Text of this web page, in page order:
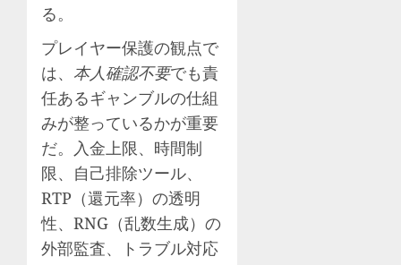
る。
プレイヤー保護の観点で
は、 本人確認不要でも責
任あるギャンブルの仕組
みが整っているかが重要
だ。入金上限、時間制
限、自己排除ツール、
RTP（還元率）の透明
性、RNG（乱数生成）の
外部監査、トラブル対応